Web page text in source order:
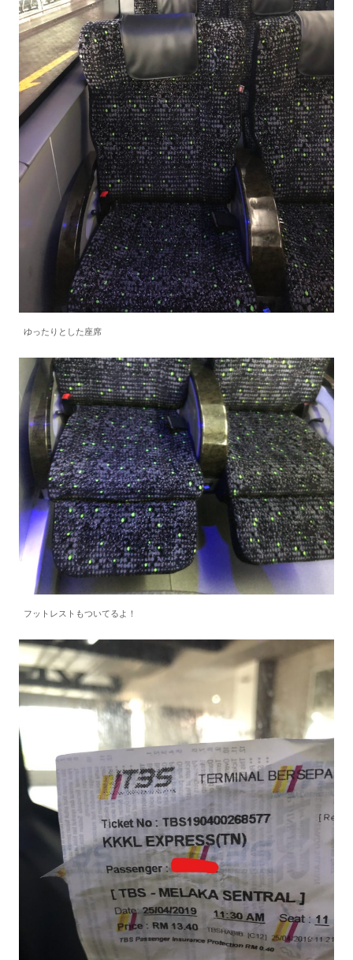
ゆったりとした座席
フットレストもついてるよ！